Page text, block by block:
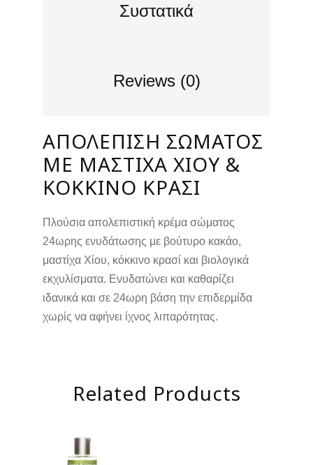
Συστατικά
Reviews (0)
ΑΠΟΛΈΠΙΣΗ ΣΏΜΑΤΟΣ
ΜΕ ΜΑΣΤΊΧΑ ΧΊΟΥ &
ΚΌΚΚΙΝΟ ΚΡΑΣΊ
Πλούσια απολεπιστική κρέμα σώματος
24ωρης ενυδάτωσης με βούτυρο κακάο,
μαστίχα Χίου, κόκκινο κρασί και βιολογικά
εκχυλίσματα. Ενυδατώνει και καθαρίζει
ιδανικά και σε 24ωρη βάση την επιδερμίδα
χωρίς να αφήνει ίχνος λιπαρότητας.
Related Products